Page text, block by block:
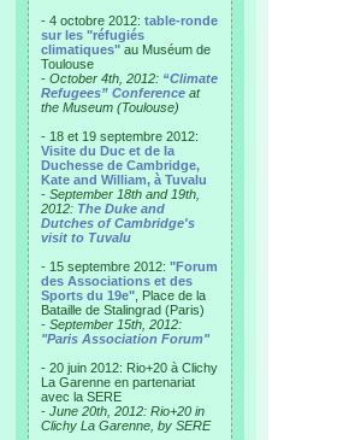
- 4 octobre 2012: table-ronde
sur les "réfugiés
climatiques" au Muséum de
Toulouse
- October 4th, 2012: “Climate
Refugees” Conference at
the Museum (Toulouse)
- 18 et 19 septembre 2012:
Visite du Duc et de la
Duchesse de Cambridge,
Kate and William, à Tuvalu
- September 18th and 19th,
2012: The Duke and
Dutches of Cambridge's
visit to Tuvalu
- 15 septembre 2012: "Forum
des Associations et des
Sports du 19e" , Place de la
Bataille de Stalingrad (Paris)
- September 15th, 2012:
"Paris Association Forum"
- 20 juin 2012: Rio+20 à Clichy
La Garenne en partenariat
avec la SERE
- June 20th, 2012: Rio+20 in
Clichy La Garenne, by SERE